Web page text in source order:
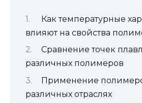
Как температурные
влияют на свойства
Сравнение точек
различных полимеров
Применение
различных отраслях